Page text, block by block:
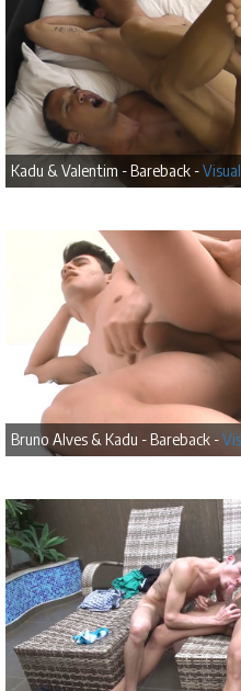
Kadu & Valentim - Bareback -
Bruno Alves & Kadu - Bareback -